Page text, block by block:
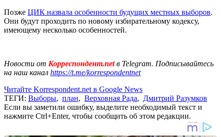
Позже ЦИК назвала особенности будущих местных выборов.
Они будут проходить по новому избирательному кодексу,
имеющему несколько особенностей.
Новости от Корреспондент.netв Telegram. Подписывайтесь
на наш канал https://t.me/korrespondentnet
Читайте Korrespondent.net в Google News
ТЕГИ: Выборы, план, Верховная Рада, Дмитрий Разумков
Если вы заметили ошибку, выделите необходимый текст и
нажмите Ctrl+Enter, чтобы сообщить об этом редакции.